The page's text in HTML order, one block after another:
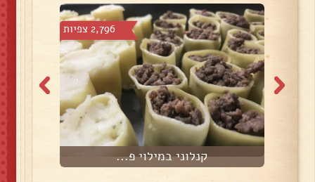
2,796 צפיות
קנלוני במילוי פ...